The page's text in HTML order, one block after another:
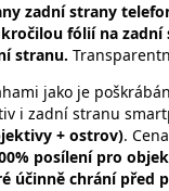
zadní strany
fólií na zadní
stranu.
jako je
i zadní stranu
+ ostrov).
posílení pro
účinně chrání před